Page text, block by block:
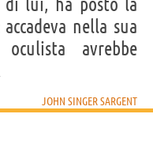
nella sua
avrebbe
JOHN SINGER SARGENT